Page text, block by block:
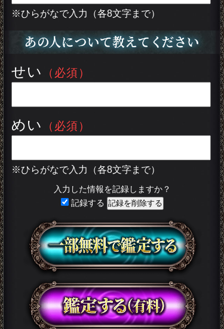
※ひらがなで入力（各8文字まで）
せい （必須）
めい （必須）
※ひらがなで入力（各8文字まで）
入力した情報を記録しますか？
記録する